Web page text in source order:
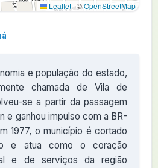
Leaflet |©OpenStreetMap
e população do estado,
chamada de Vila de
se a partir da passagem
e ganhou impulso com a BR-
1977, o município é cortado
e atua como o coração
e de serviços da região